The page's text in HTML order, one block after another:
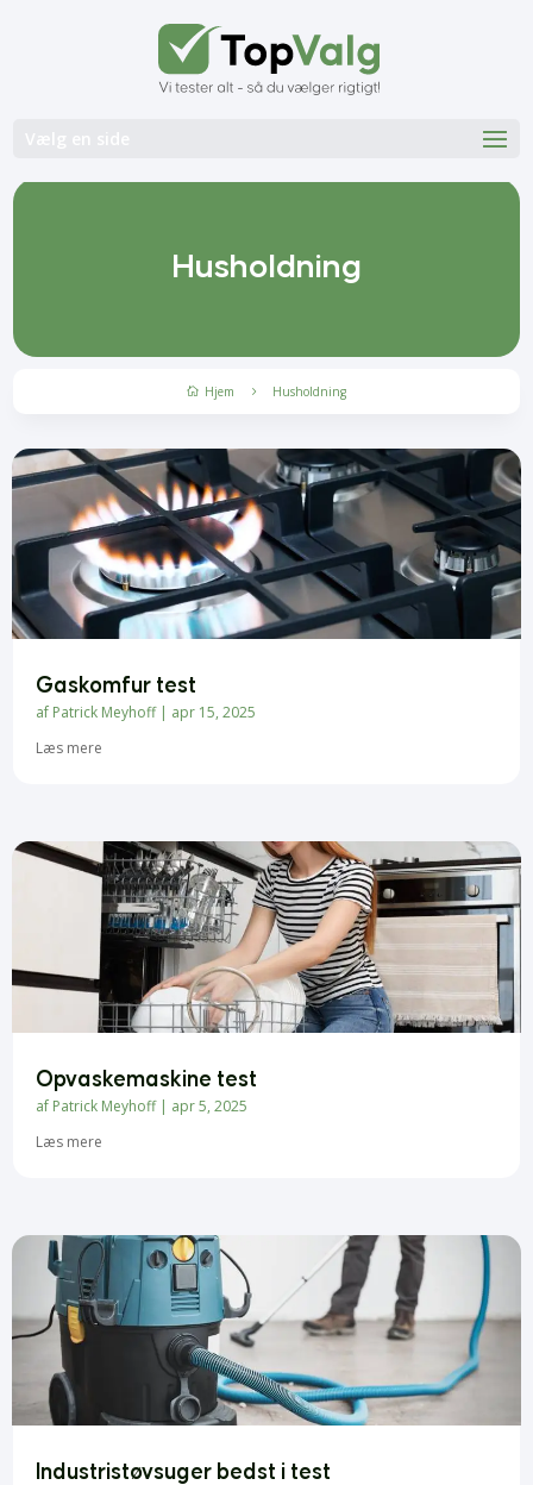
Husholdning
 Hjem 5 Husholdning
Gaskomfur test
af Patrick Meyhoff| apr 15, 2025
Læs mere
Opvaskemaskine test
af Patrick Meyhoff| apr 5, 2025
Læs mere
Industristøvsuger bedst i test